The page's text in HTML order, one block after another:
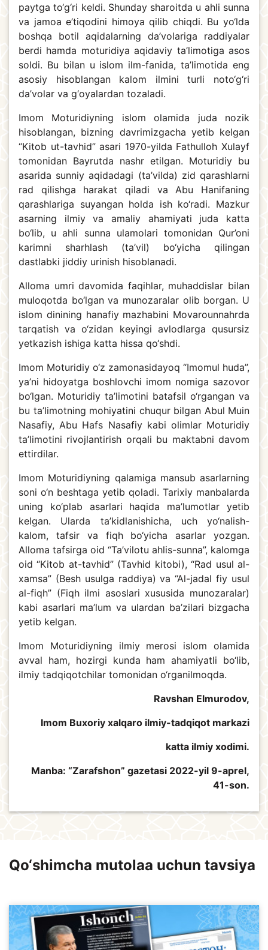
paytga to‘g‘ri keldi. Shunday sharoitda u ahli sunna
va jamoa e’tiqodini himoya qilib chiqdi. Bu yo‘lda
boshqa botil aqidalarning da’volariga raddiyalar
berdi hamda moturidiya aqidaviy ta’limotiga asos
soldi. Bu bilan u islom ilm-fanida, ta’limotida eng
asosiy hisoblangan kalom ilmini turli noto‘g‘ri
da’volar va g‘oyalardan tozaladi.
Imom Moturidiyning islom olamida juda nozik
hisoblangan, bizning davrimizgacha yetib kelgan
“Kitob ut-tavhid” asari 1970-yilda Fathulloh Xulayf
tomonidan Bayrutda nashr etilgan. Moturidiy bu
asarida sunniy aqidadagi (ta’vilda) zid qarashlarni
rad qilishga harakat qiladi va Abu Hanifaning
qarashlariga suyangan holda ish ko‘radi. Mazkur
asarning ilmiy va amaliy ahamiyati juda katta
bo‘lib, u ahli sunna ulamolari tomonidan Qur’oni
karimni sharhlash (ta’vil) bo‘yicha qilingan
dastlabki jiddiy urinish hisoblanadi.
Alloma umri davomida faqihlar, muhaddislar bilan
muloqotda bo‘lgan va munozaralar olib borgan. U
islom dinining hanafiy mazhabini Movarounnahrda
tarqatish va o‘zidan keyingi avlodlarga qusursiz
yetkazish ishiga katta hissa qo‘shdi.
Imom Moturidiy o‘z zamonasidayoq “Imomul huda”,
ya’ni hidoyatga boshlovchi imom nomiga sazovor
bo‘lgan. Moturidiy ta’limotini batafsil o‘rgangan va
bu ta’limotning mohiyatini chuqur bilgan Abul Muin
Nasafiy, Abu Hafs Nasafiy kabi olimlar Moturidiy
ta’limotini rivojlantirish orqali bu maktabni davom
ettirdilar.
Imom Moturidiyning qalamiga mansub asarlarning
soni o‘n beshtaga yetib qoladi. Tarixiy manbalarda
uning ko‘plab asarlari haqida ma’lumotlar yetib
kelgan. Ularda ta’kidlanishicha, uch yo‘nalish-
kalom, tafsir va fiqh bo‘yicha asarlar yozgan.
Alloma tafsirga oid “Ta’vilotu ahlis-sunna”, kalomga
oid “Kitob at-tavhid” (Tavhid kitobi), “Rad usul al-
xamsa” (Besh usulga raddiya) va “Al-jadal fiy usul
al-fiqh” (Fiqh ilmi asoslari xususida munozaralar)
kabi asarlari ma’lum va ulardan ba’zilari bizgacha
yetib kelgan.
Imom Moturidiyning ilmiy merosi islom olamida
avval ham, hozirgi kunda ham ahamiyatli bo‘lib,
ilmiy tadqiqotchilar tomonidan o‘rganilmoqda.
Ravshan Elmurodov,
Imom Buxoriy xalqaro ilmiy-tadqiqot markazi
katta ilmiy xodimi.
Manba: “Zarafshon” gazetasi 2022-yil 9-aprel,
41-son.
Qo‘shimcha mutolaa uchun tavsiya